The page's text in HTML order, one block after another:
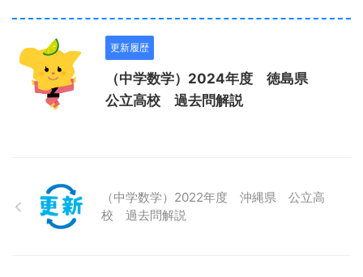
更新履歴
（中学数学）2024年度 徳島県
公立高校 過去問解説
（中学数学）2022年度 沖縄県 公立高
校 過去問解説